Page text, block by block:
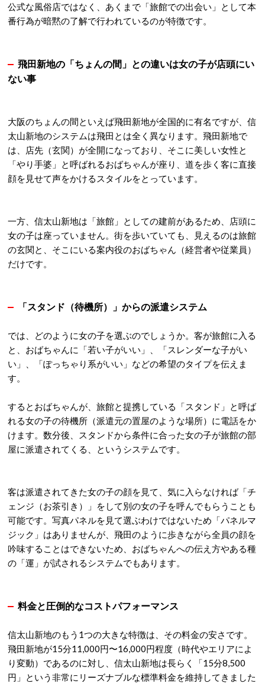
公式な風俗店ではなく、あくまで「旅館での出会い」として本
番行為が暗黙の了解で行われているのが特徴です。
飛田新地の「ちょんの間」との違いは女の子が店頭にい
ない事
大阪のちょんの間といえば飛田新地が全国的に有名ですが、信
太山新地のシステムは飛田とは全く異なります。飛田新地で
は、店先（玄関）が全開になっており、そこに美しい女性と
「やり手婆」と呼ばれるおばちゃんが座り、道を歩く客に直接
顔を見せて声をかけるスタイルをとっています。
一方、信太山新地は「旅館」としての建前があるため、店頭に
女の子は座っていません。街を歩いていても、見えるのは旅館
の玄関と、そこにいる案内役のおばちゃん（経営者や従業員）
だけです。
「スタンド（待機所）」からの派遣システム
では、どのように女の子を選ぶのでしょうか。客が旅館に入る
と、おばちゃんに「若い子がいい」、「スレンダーな子がい
い」、「ぽっちゃり系がいい」などの希望のタイプを伝えま
す。
するとおばちゃんが、旅館と提携している「スタンド」と呼ば
れる女の子の待機所（派遣元の置屋のような場所）に電話をか
けます。数分後、スタンドから条件に合った女の子が旅館の部
屋に派遣されてくる、というシステムです。
客は派遣されてきた女の子の顔を見て、気に入らなければ「チ
ェンジ（お茶引き）」をして別の女の子を呼んでもらうことも
可能です。写真パネルを見て選ぶわけではないため「パネルマ
ジック」はありませんが、飛田のように歩きながら全員の顔を
吟味することはできないため、おばちゃんへの伝え方やある種
の「運」が試されるシステムでもあります。
料金と圧倒的なコストパフォーマンス
信太山新地のもう1つの大きな特徴は、その料金の安さです。
飛田新地が15分11,000円〜16,000円程度（時代やエリアによ
り変動）であるのに対し、信太山新地は長らく「15分8,500
円」という非常にリーズナブルな標準料金を維持してきました